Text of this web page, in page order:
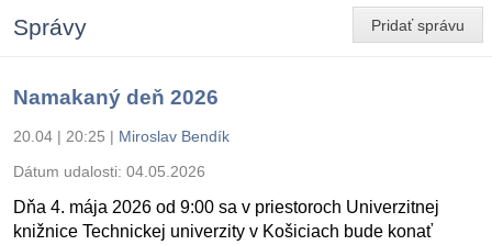
Pridať správu
Správy
Namakaný deň 2026
20.04 | 20:25 | Miroslav Bendík
Dátum udalosti: 04.05.2026
Dňa 4. mája 2026 od 9:00 sa v priestoroch Univerzitnej
knižnice Technickej univerzity v Košiciach bude konať